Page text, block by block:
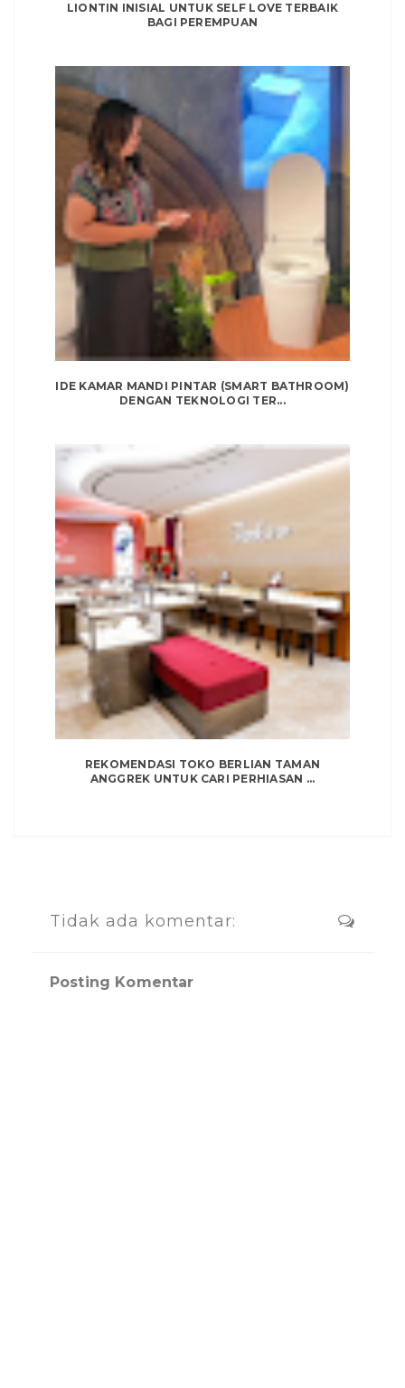
LIONTIN INISIAL UNTUK SELF LOVE TERBAIK
BAGI PEREMPUAN
IDE KAMAR MANDI PINTAR (SMART BATHROOM)
DENGAN TEKNOLOGI TER...
REKOMENDASI TOKO BERLIAN TAMAN
ANGGREK UNTUK CARI PERHIASAN ...
Tidak ada komentar:
Posting Komentar